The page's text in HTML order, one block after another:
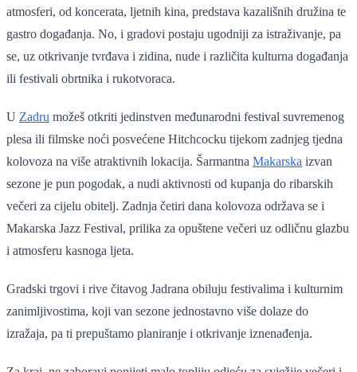
atmosferi, od koncerata, ljetnih kina, predstava kazališnih družina te
gastro događanja. No, i gradovi postaju ugodniji za istraživanje, pa
se, uz otkrivanje tvrđava i zidina, nude i različita kulturna događanja
ili festivali obrtnika i rukotvoraca.
U Zadru možeš otkriti jedinstven međunarodni festival suvremenog
plesa ili filmske noći posvećene Hitchcocku tijekom zadnjeg tjedna
kolovoza na više atraktivnih lokacija. Šarmantna Makarska izvan
sezone je pun pogodak, a nudi aktivnosti od kupanja do ribarskih
večeri za cijelu obitelj. Zadnja četiri dana kolovoza održava se i
Makarska Jazz Festival, prilika za opuštene večeri uz odličnu glazbu
i atmosferu kasnoga ljeta.
Gradski trgovi i rive čitavog Jadrana obiluju festivalima i kulturnim
zanimljivostima, koji van sezone jednostavno više dolaze do
izražaja, pa ti prepuštamo planiranje i otkrivanje iznenađenja.